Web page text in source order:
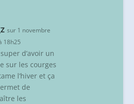
sur 1 novembre
18h25
super d’avoir un
sur les courges
l’hiver et ça
de
les